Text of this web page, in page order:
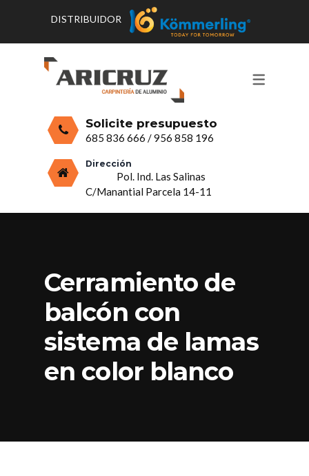
PRODUCTOS
PUERTAS, VENTANAS Y
CERRAMIENTOS, PORCHES Y TECHOS
ALUMINIO
CONTACTO Y HORARIOS
PRESUPUESTO
DISTRIBUIDOR
Solicite presupuesto
685 836 666 /956 858 196
Dirección
Pol. Ind. Las Salinas
C/Manantial Parcela 14-11
Cerramiento de
balcón con
sistema de lamas
en color blanco